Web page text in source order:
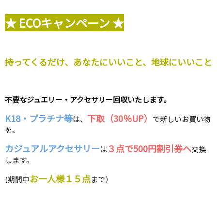
★ ECOキャンペーン ★
持ってくるだけ、あなたにいいこと、地球にいいこと
不要なジュエリー・アクセサリー回収いたします。
K18・プラチナ等は、 下取（30％UP）
で新しいお買い物
を、
カジュアルアクセサリーは ３点で500円割引券へ交換
します。
(期間中お一人様１５点まで）